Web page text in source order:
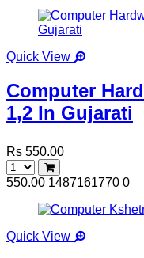
Quick View
Computer
1,2 In Gujarati
Rs 550.00
550.00 1487161770 0
Quick View